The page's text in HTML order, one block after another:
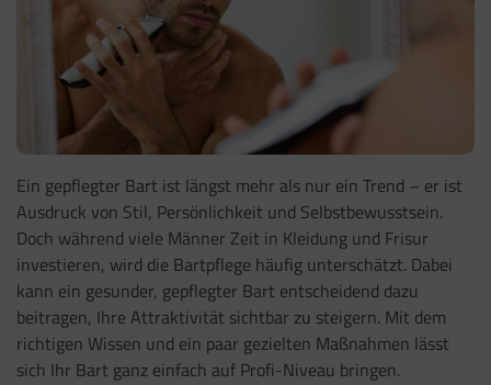
Ein gepflegter Bart ist längst mehr als nur ein Trend – er ist
Ausdruck von Stil, Persönlichkeit und Selbstbewusstsein.
Doch während viele Männer Zeit in Kleidung und Frisur
investieren, wird die Bartpflege häufig unterschätzt. Dabei
kann ein gesunder, gepflegter Bart entscheidend dazu
beitragen, Ihre Attraktivität sichtbar zu steigern. Mit dem
richtigen Wissen und ein paar gezielten Maßnahmen lässt
sich Ihr Bart ganz einfach auf Profi-Niveau bringen.